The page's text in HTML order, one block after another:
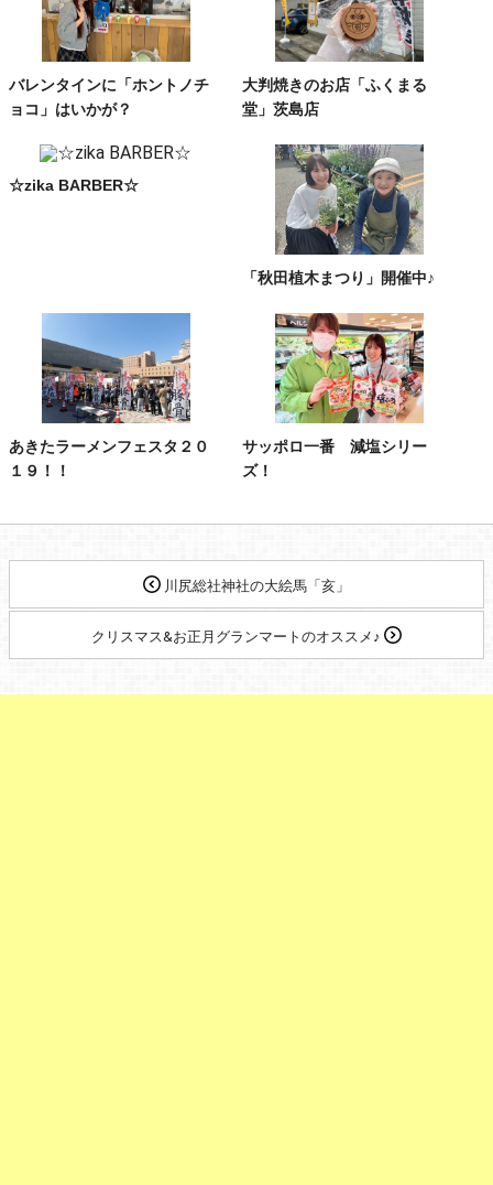
バレンタインに「ホントノチ
ョコ」はいかが？
大判焼きのお店「ふくまる
堂」茨島店
☆zika BARBER☆
「秋田植木まつり」開催中♪
あきたラーメンフェスタ２０
１９！！
サッポロ一番 減塩シリー
ズ！
川尻総社神社の大絵馬「亥」
クリスマス&お正月グランマートのオススメ♪